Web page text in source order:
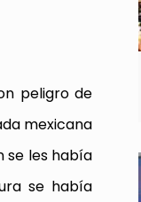
peligro de
mexicana
se les había
se había